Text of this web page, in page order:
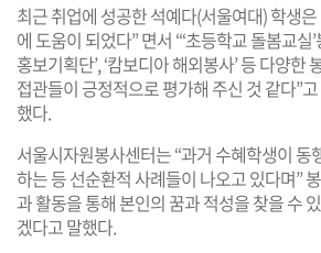
최근 취업에 성공한 석예다(서울여대) 학생
에 도움이 되었다” 면서 “‘초등학교 돌봄교실
홍보기획단’, ‘캄보디아 해외봉사’ 등 다양한
접관들이 긍정적으로 평가해 주신 것 같다”
했다.
서울시자원봉사센터는 “과거 수혜학생이 동
하는 등 선순환적 사례들이 나오고 있다며”
과 활동을 통해 본인의 꿈과 적성을 찾을 수
겠다고 말했다.